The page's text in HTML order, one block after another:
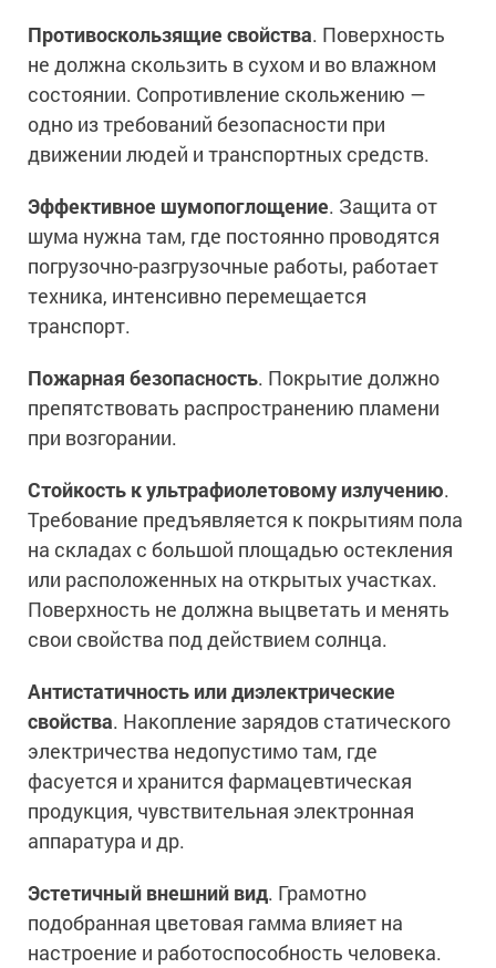
Противоскользящие свойства. Поверхность
не должна скользить в сухом и во влажном
состоянии. Сопротивление скольжению —
одно из требований безопасности при
движении людей и транспортных средств.
Эффективное шумопоглощение. Защита от
шума нужна там, где постоянно проводятся
погрузочно-разгрузочные работы, работает
техника, интенсивно перемещается
транспорт.
Пожарная безопасность. Покрытие должно
препятствовать распространению пламени
при возгорании.
Стойкость к ультрафиолетовому излучению.
Требование предъявляется к покрытиям пола
на складах с большой площадью остекления
или расположенных на открытых участках.
Поверхность не должна выцветать и менять
свои свойства под действием солнца.
Антистатичность или диэлектрические
свойства. Накопление зарядов статического
электричества недопустимо там, где
фасуется и хранится фармацевтическая
продукция, чувствительная электронная
аппаратура и др.
Эстетичный внешний вид. Грамотно
подобранная цветовая гамма влияет на
настроение и работоспособность человека.